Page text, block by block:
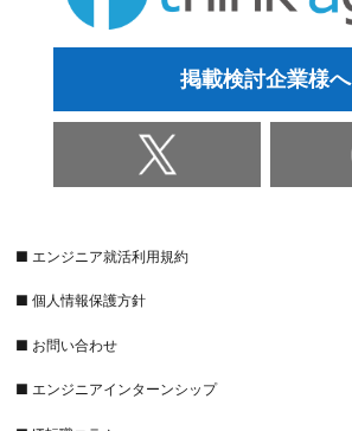
掲載検討企業様へ
■ エンジニア就活利用規約
■ 個人情報保護方針
■ お問い合わせ
■ エンジニアインターンシップ